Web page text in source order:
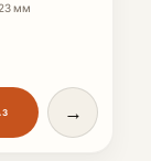
600 ₽.
мм
цена
цена:
→